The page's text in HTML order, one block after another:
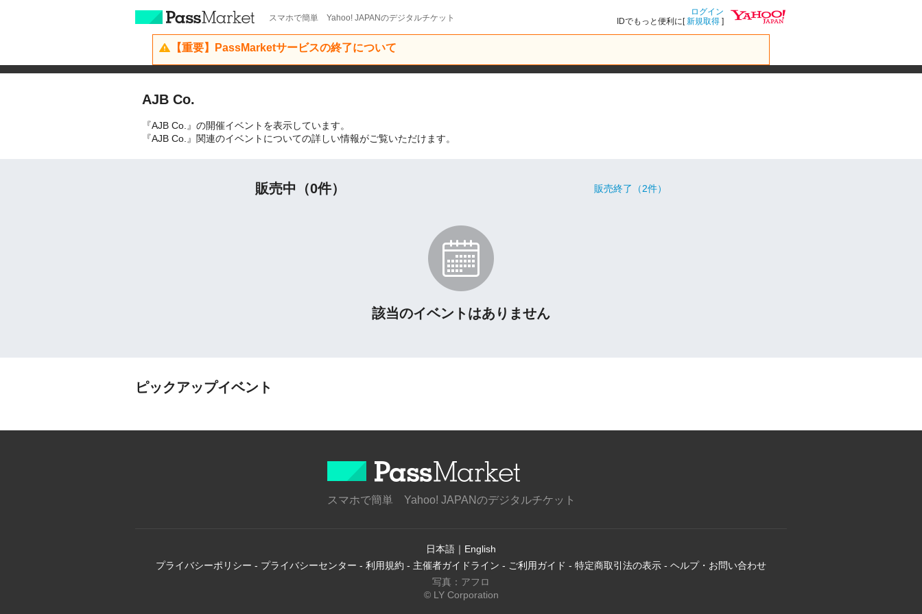
スマホで簡単 Yahoo! JAPANのデジタルチケット
ログイン
IDでもっと便利に[新規取得 ]
【重要】PassMarketサービスの終了について
AJB Co.
『AJB Co.』の開催イベントを表示しています。
『AJB Co.』関連のイベントについての詳しい情報がご覧いただけます。
販売中（0件） 販売終了（2件）
該当のイベントはありません
ピックアップイベント
スマホで簡単 Yahoo! JAPANのデジタルチケット
日本語 ｜ English
プライバシーポリシー - プライバシーセンター - 利用規約 - 主催者ガイドライン - ご利用ガイド - 特定商取引法の表示 - ヘルプ・お問い合わせ
写真：アフロ
© LY Corporation